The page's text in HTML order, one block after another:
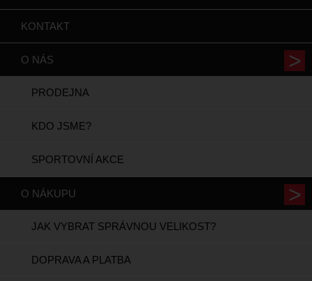
KONTAKT
O NÁS
PRODEJNA
KDO JSME?
SPORTOVNÍ AKCE
O NÁKUPU
JAK VYBRAT SPRÁVNOU VELIKOST?
DOPRAVA A PLATBA